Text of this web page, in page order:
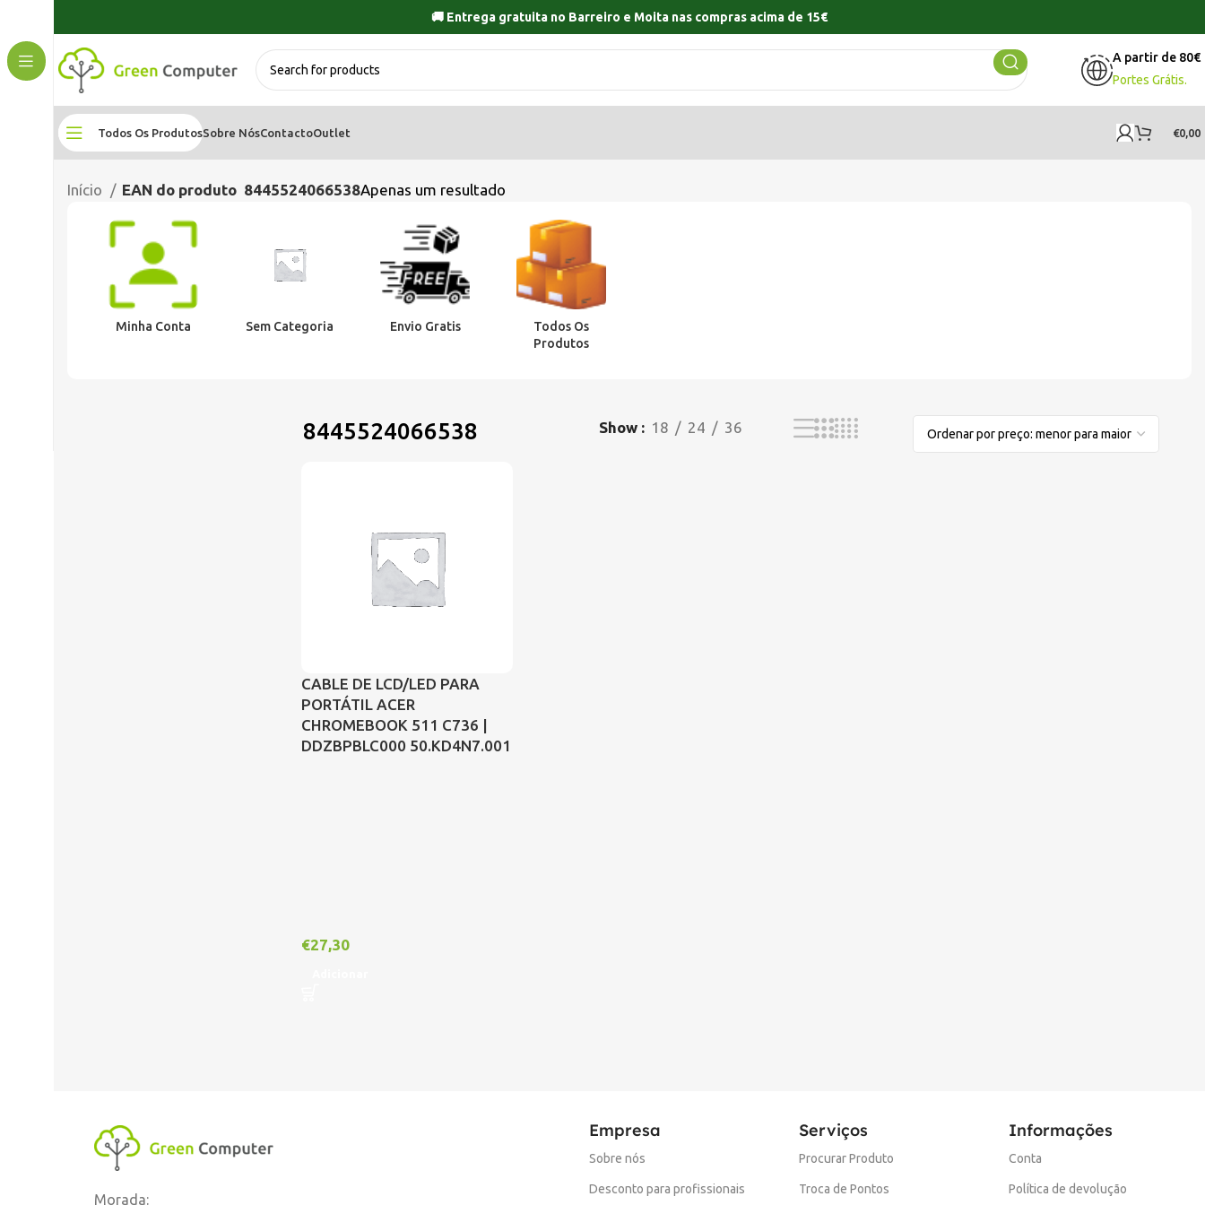
🚚 Entrega gratuita no Barreiro e Moita nas compras acima de 15€
A partir de 80€
Portes Grátis.
Todos Os ProdutosSobre NósContactoOutlet €0,00
Início EAN do produto 8445524066538Apenas um resultado
Minha Conta Sem Categoria Envio Gratis
Todos Os
Produtos
8445524066538 Show 18 24 36
CABLE DE LCD/LED PARA
PORTÁTIL ACER
CHROMEBOOK 511 C736 |
DDZBPBLC000 50.KD4N7.001
€27,30
Morada:
Empresa
Sobre nós
Desconto para profissionais
Serviços
Procurar Produto
Troca de Pontos
Informações
Conta
Política de devolução